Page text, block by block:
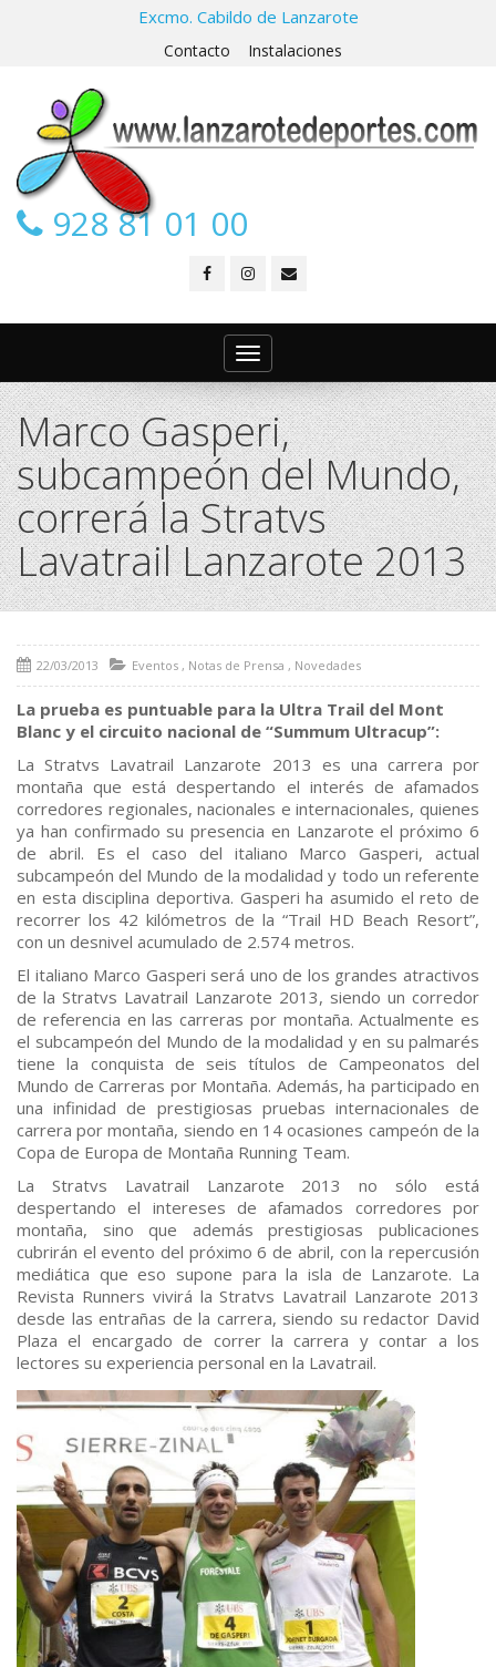
Excmo. Cabildo de Lanzarote
Contacto Instalaciones
928 81 01 00
Toggle
navigation
Marco Gasperi,
subcampeón del Mundo,
correrá la Stratvs
Lavatrail Lanzarote 2013
22/03/2013 Eventos , Notas de Prensa , Novedades
La prueba es puntuable para la Ultra Trail del Mont
Blanc y el circuito nacional de “Summum Ultracup”:
La Stratvs Lavatrail Lanzarote 2013 es una carrera por
montaña que está despertando el interés de afamados
corredores regionales, nacionales e internacionales, quienes
ya han confirmado su presencia en Lanzarote el próximo 6
de abril. Es el caso del italiano Marco Gasperi, actual
subcampeón del Mundo de la modalidad y todo un referente
en esta disciplina deportiva. Gasperi ha asumido el reto de
recorrer los 42 kilómetros de la “Trail HD Beach Resort”,
con un desnivel acumulado de 2.574 metros.
El italiano Marco Gasperi será uno de los grandes atractivos
de la Stratvs Lavatrail Lanzarote 2013, siendo un corredor
de referencia en las carreras por montaña. Actualmente es
el subcampeón del Mundo de la modalidad y en su palmarés
tiene la conquista de seis títulos de Campeonatos del
Mundo de Carreras por Montaña. Además, ha participado en
una infinidad de prestigiosas pruebas internacionales de
carrera por montaña, siendo en 14 ocasiones campeón de la
Copa de Europa de Montaña Running Team.
La Stratvs Lavatrail Lanzarote 2013 no sólo está
despertando el intereses de afamados corredores por
montaña, sino que además prestigiosas publicaciones
cubrirán el evento del próximo 6 de abril, con la repercusión
mediática que eso supone para la isla de Lanzarote. La
Revista Runners vivirá la Stratvs Lavatrail Lanzarote 2013
desde las entrañas de la carrera, siendo su redactor David
Plaza el encargado de correr la carrera y contar a los
lectores su experiencia personal en la Lavatrail.